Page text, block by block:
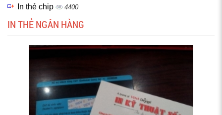
In thẻ chip 4400
IN THẺ NGÂN HÀNG